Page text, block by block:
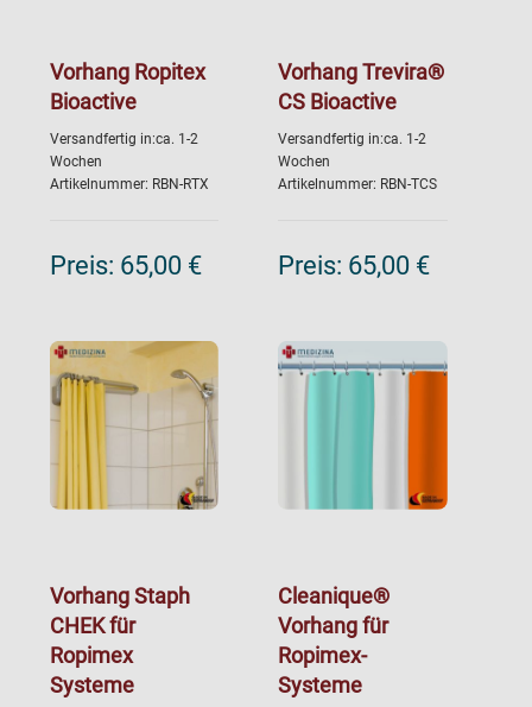
Vorhang Ropitex
Bioactive
Versandfertig in:ca. 1-2
Wochen
Artikelnummer: RBN-RTX
Preis: 65,00 €
Vorhang Trevira®
CS Bioactive
Versandfertig in:ca. 1-2
Wochen
Artikelnummer: RBN-TCS
Preis: 65,00 €
Vorhang Staph
CHEK für
Ropimex
Systeme
Cleanique®
Vorhang für
Ropimex-
Systeme